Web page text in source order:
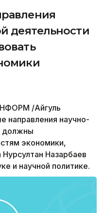
деятельности
/Айгуль
направления научно-
должны
экономики,
Назарбаев
и научной политике.